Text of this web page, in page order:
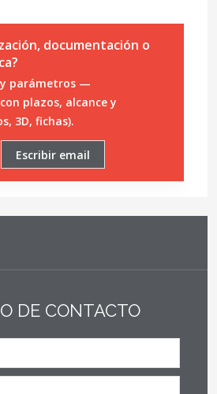
documentación o
parámetros —
plazos, alcance y
3D, fichas).
Escribir email
DE CONTACTO